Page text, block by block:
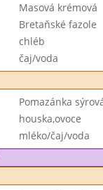
Masová krémová
Bretaňské fazole
chléb
čaj/voda
Pomazánka
houska,ovoce
mléko/čaj/voda